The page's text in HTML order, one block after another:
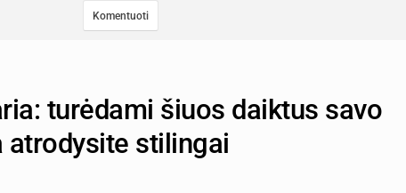
turėdami šiuos daiktus savo
atrodysite stilingai